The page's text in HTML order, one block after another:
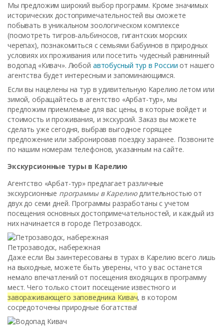
Мы предложим широкий выбор программ. Кроме значимых
исторических достопримечательностей вы сможете
побывать в уникальном зоологическом комплексе
(посмотреть тигров-альбиносов, гигантских морских
черепах), познакомиться с семьями бабуинов в природных
условиях их проживания или посетить чудесный равнинный
водопад «Кивач». Любой автобусный тур в России от нашего
агентства будет интересным и запоминающимся.
Если вы нацелены на тур в удивительную Карелию летом или
зимой, обращайтесь в агентство «Арбат-тур», мы
предложим приемлемые для вас цены, в которые войдет и
стоимость и проживания, и экскурсий. Заказ вы можете
сделать уже сегодня, выбрав выгодное горящее
предложение или забронировав поездку заранее. Позвоните
по нашим номерам телефонов, указанным на сайте.
Экскурсионные туры в Карелию
Агентство «Арбат-тур» предлагает различные
экскурсионные программы в Карелиюдлительностью от
двух до семи дней. Программы разработаны с учетом
посещения основных достопримечательностей, и каждый из
них начинается в городе Петрозаводск.
Петрозаводск, набережная
Даже если Вы заинтересованы в турах в Карелию всего лишь
на выходные, можете быть уверены, что у вас останется
немало впечатлений от посещения входящих в программу
мест. Чего только стоит посещение известного и
завораживающего заповедника Кивач, в котором
сосредоточены природные богатства!